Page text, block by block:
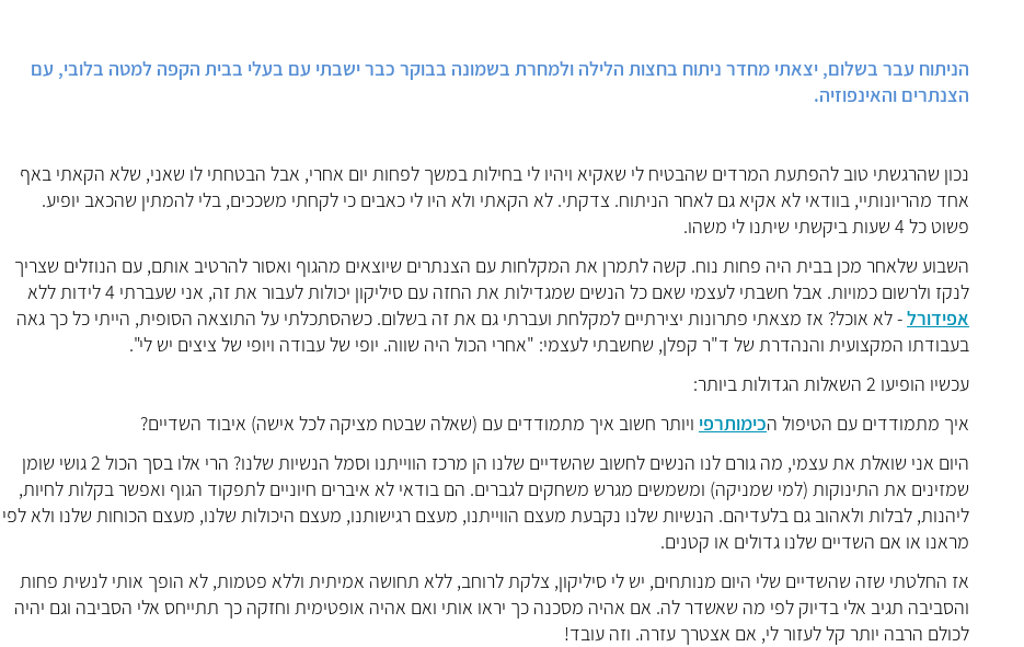
הניתוח עבר בשלום, יצאתי מחדר ניתוח בחצות הלילה ולמחרת בשמונה בבוקר כבר ישבתי עם בעלי בבית הקפה למטה בלובי, עם
הצנתרים והאינפוזיה.
נכון שהרגשתי טוב להפתעת המרדים שהבטיח לי שאקיא ויהיו לי בחילות במשך לפחות יום אחרי, אבל הבטחתי לו שאני, שלא הקאתי באף
אחד מהריונותיי, בוודאי לא אקיא גם לאחר הניתוח. צדקתי. לא הקאתי ולא היו לי כאבים כי לקחתי משככים, בלי להמתין שהכאב יופיע.
פשוט כל 4 שעות ביקשתי שיתנו לי משהו.
השבוע שלאחר מכן בבית היה פחות נוח. קשה לתמרן את המקלחות עם הצנתרים שיוצאים מהגוף ואסור להרטיב אותם, עם הנוזלים שצריך
לנקז ולרשום כמויות. אבל חשבתי לעצמי שאם כל הנשים שמגדילות את החזה עם סיליקון יכולות לעבור את זה, אני שעברתי 4 לידות ללא
אפידורל- לא אוכל? אז מצאתי פתרונות יצירתיים למקלחת ועברתי גם את זה בשלום. כשהסתכלתי על התוצאה הסופית, הייתי כל כך גאה
בעבודתו המקצועית והנהדרת של ד"ר קפלן, שחשבתי לעצמי: "אחרי הכול היה שווה. יופי של עבודה ויופי של ציצים יש לי".
עכשיו הופיעו 2 השאלות הגדולות ביותר:
איך מתמודדים עם הטיפול הכימותרפי ויותר חשוב איך מתמודדים עם (שאלה שבטח מציקה לכל אישה) איבוד השדיים?
היום אני שואלת את עצמי, מה גורם לנו הנשים לחשוב שהשדיים שלנו הן מרכז הווייתנו וסמל הנשיות שלנו? הרי אלו בסך הכול 2 גושי שומן
שמזינים את התינוקות (למי שמניקה) ומשמשים מגרש משחקים לגברים. הם בודאי לא איברים חיוניים לתפקוד הגוף ואפשר בקלות לחיות,
ליהנות, לבלות ולאהוב גם בלעדיהם. הנשיות שלנו נקבעת מעצם הווייתנו, מעצם רגישותנו, מעצם היכולות שלנו, מעצם הכוחות שלנו ולא לפי
מראנו או אם השדיים שלנו גדולים או קטנים.
אז החלטתי שזה שהשדיים שלי היום מנותחים, יש לי סיליקון, צלקת לרוחב, ללא תחושה אמיתית וללא פטמות, לא הופך אותי לנשית פחות
והסביבה תגיב אלי בדיוק לפי מה שאשדר לה. אם אהיה מסכנה כך יראו אותי ואם אהיה אופטימית וחזקה כך תתייחס אלי הסביבה וגם יהיה
לכולם הרבה יותר קל לעזור לי, אם אצטרך עזרה. וזה עובד!